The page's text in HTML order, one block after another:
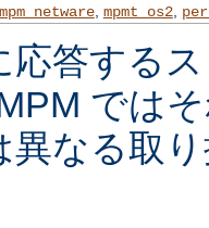
mpm_netware, mpmt_os2,
応答する
では
異なる取